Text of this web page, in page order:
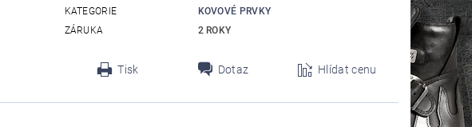
KATEGORIE
KOVOVÉ PRVKY
ZÁRUKA
2 ROKY
Tisk Dotaz Hlídat cenu